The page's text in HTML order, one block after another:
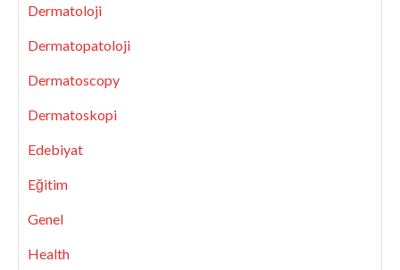
Dermatoloji
Dermatopatoloji
Dermatoscopy
Dermatoskopi
Edebiyat
Eğitim
Genel
Health